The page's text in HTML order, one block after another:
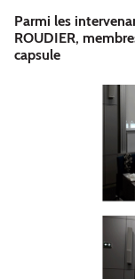
Parmi les
ROUDIER,
capsule